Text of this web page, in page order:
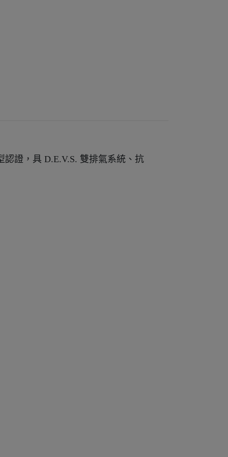
認證，具 D.E.V.S. 雙排氣系統、抗